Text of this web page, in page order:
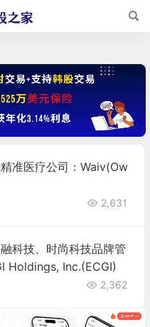
准医疗公司：Waiv(Ow
2,631
科技、时尚科技品牌管
Holdings, Inc.(ECGI)
2,362